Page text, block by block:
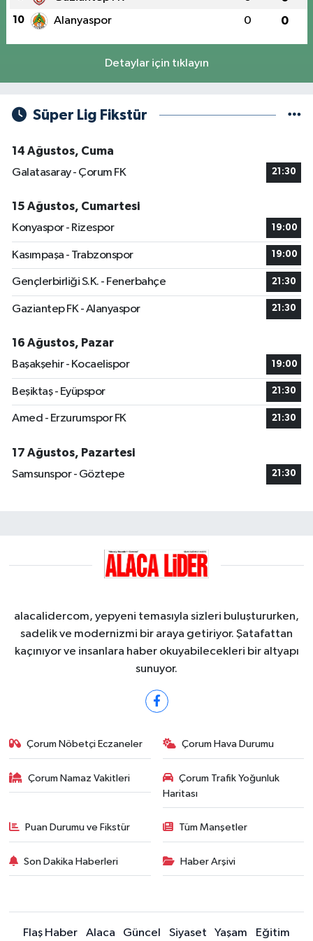
10 Alanyaspor 0 0
Detaylar için tıklayın
Süper Lig Fikstür
14 Ağustos, Cuma
Galatasaray - Çorum FK
21:30
15 Ağustos, Cumartesi
Konyaspor - Rizespor
19:00
Kasımpaşa - Trabzonspor 19:00
Gençlerbirliği S.K. - Fenerbahçe 21:30
Gaziantep FK - Alanyaspor 21:30
16 Ağustos, Pazar
Başakşehir - Kocaelispor
19:00
Beşiktaş - Eyüpspor 21:30
Amed - Erzurumspor FK 21:30
17 Ağustos, Pazartesi
Samsunspor - Göztepe
21:30
alacalidercom, yepyeni temasıyla sizleri buluştururken,
sadelik ve modernizmi bir araya getiriyor. Şatafattan
kaçınıyor ve insanlara haber okuyabilecekleri bir altyapı
sunuyor.
Çorum Nöbetçi Eczaneler Çorum Hava Durumu
Çorum Namaz Vakitleri
Çorum Trafik Yoğunluk
Haritası
Puan Durumu ve Fikstür Tüm Manşetler
Son Dakika Haberleri Haber Arşivi
Flaş Haber Alaca Güncel Siyaset Yaşam Eğitim